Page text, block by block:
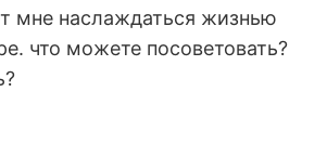
мне наслаждаться жизнью
что можете посоветовать?